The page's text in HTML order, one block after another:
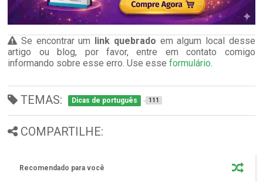
Se encontrar um link quebrado em algum local desse
artigo ou blog, por favor, entre em contato comigo
informando sobre esse erro. Use esseformulário.
TEMAS: Dicas de português 111
COMPARTILHE:
Recomendado para você